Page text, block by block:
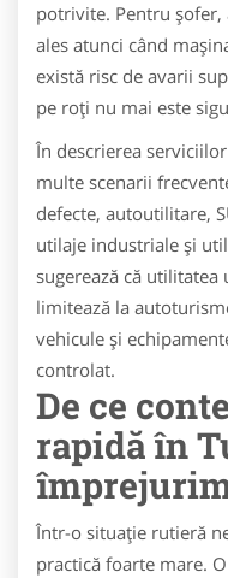
potrivite. Pentru
ales atunci când
există risc de avarii
pe roți nu mai este
În descrierea
multe scenarii
defecte, autoutilitare,
utilaje industriale și
sugerează că
limitează la
vehicule și
controlat.
De ce
rapidă în
Într-o situație rutieră
practică foarte mare.